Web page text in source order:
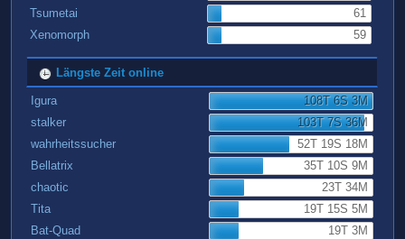
Tsumetai
61
Xenomorph
59
Längste Zeit online
Igura
108T 6S 3M
stalker
103T 7S 36M
wahrheitssucher
52T 19S 18M
Bellatrix
35T 10S 9M
chaotic
23T 34M
Tita
19T 15S 5M
Bat-Quad
19T 3M